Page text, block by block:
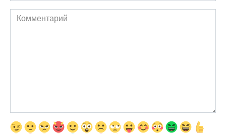
Комментарий